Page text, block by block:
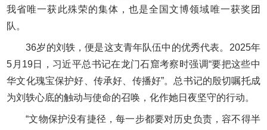
我省唯一获此殊荣的集体，也是全国文博领域唯一获奖团
队。
36岁的刘轶，便是这支青年队伍中的优秀代表。2025年
5月19日，习近平总书记在龙门石窟考察时强调“要把这些中
华文化瑰宝保护好、传承好、传播好”。总书记的殷切嘱托成
为刘轶心底的触动与使命的召唤，化作她日夜坚守的行动。
“文物保护没有捷径，每一步都要对历史负责，容不得半